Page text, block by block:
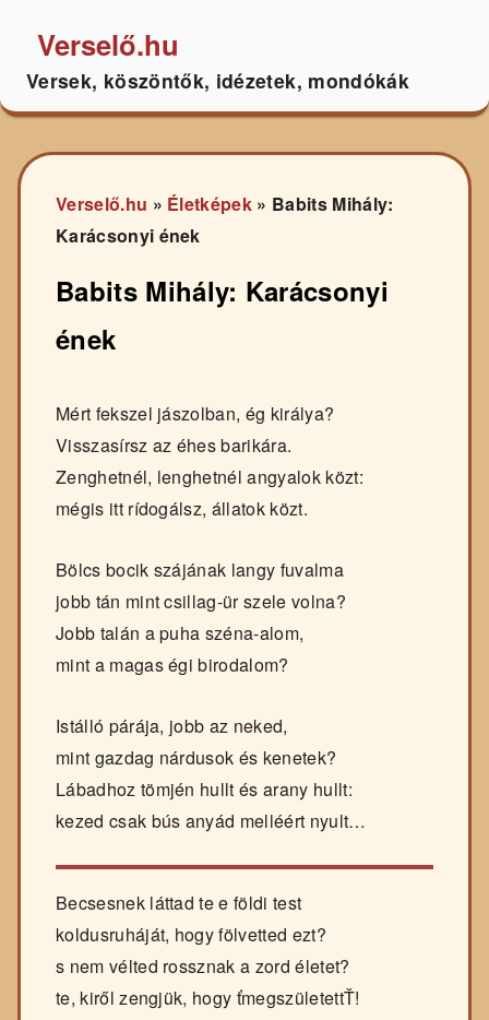
Verselő.hu
Versek, köszöntők, idézetek, mondókák
Verselő.hu » Életképek » Babits Mihály:
Karácsonyi ének
Babits Mihály: Karácsonyi
ének
Mért fekszel jászolban, ég királya?
Visszasírsz az éhes barikára.
Zenghetnél, lenghetnél angyalok közt:
mégis itt rídogálsz, állatok közt.
Bölcs bocik szájának langy fuvalma
jobb tán mint csillag-ür szele volna?
Jobb talán a puha széna-alom,
mint a magas égi birodalom?
Istálló párája, jobb az neked,
mint gazdag nárdusok és kenetek?
Lábadhoz tömjén hullt és arany hullt:
kezed csak bús anyád melléért nyult…
Becsesnek láttad te e földi test
koldusruháját, hogy fölvetted ezt?
s nem vélted rossznak a zord életet?
te, kiről zengjük, hogy ťmegszületettŤ!